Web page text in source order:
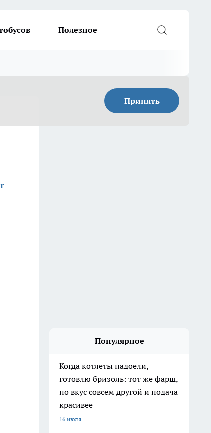
Полезное
Принять
Популярное
Когда котлеты надоели,
готовлю бризоль: тот же фарш,
но вкус совсем другой и подача
красивее
16 июля